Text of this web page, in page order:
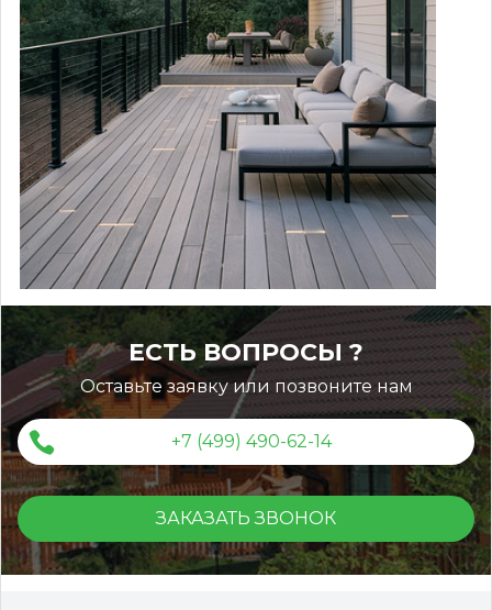
ЕСТЬ ВОПРОСЫ ?
Оставьте заявку или позвоните нам
+7 (499) 490-62-14
ЗАКАЗАТЬ ЗВОНОК